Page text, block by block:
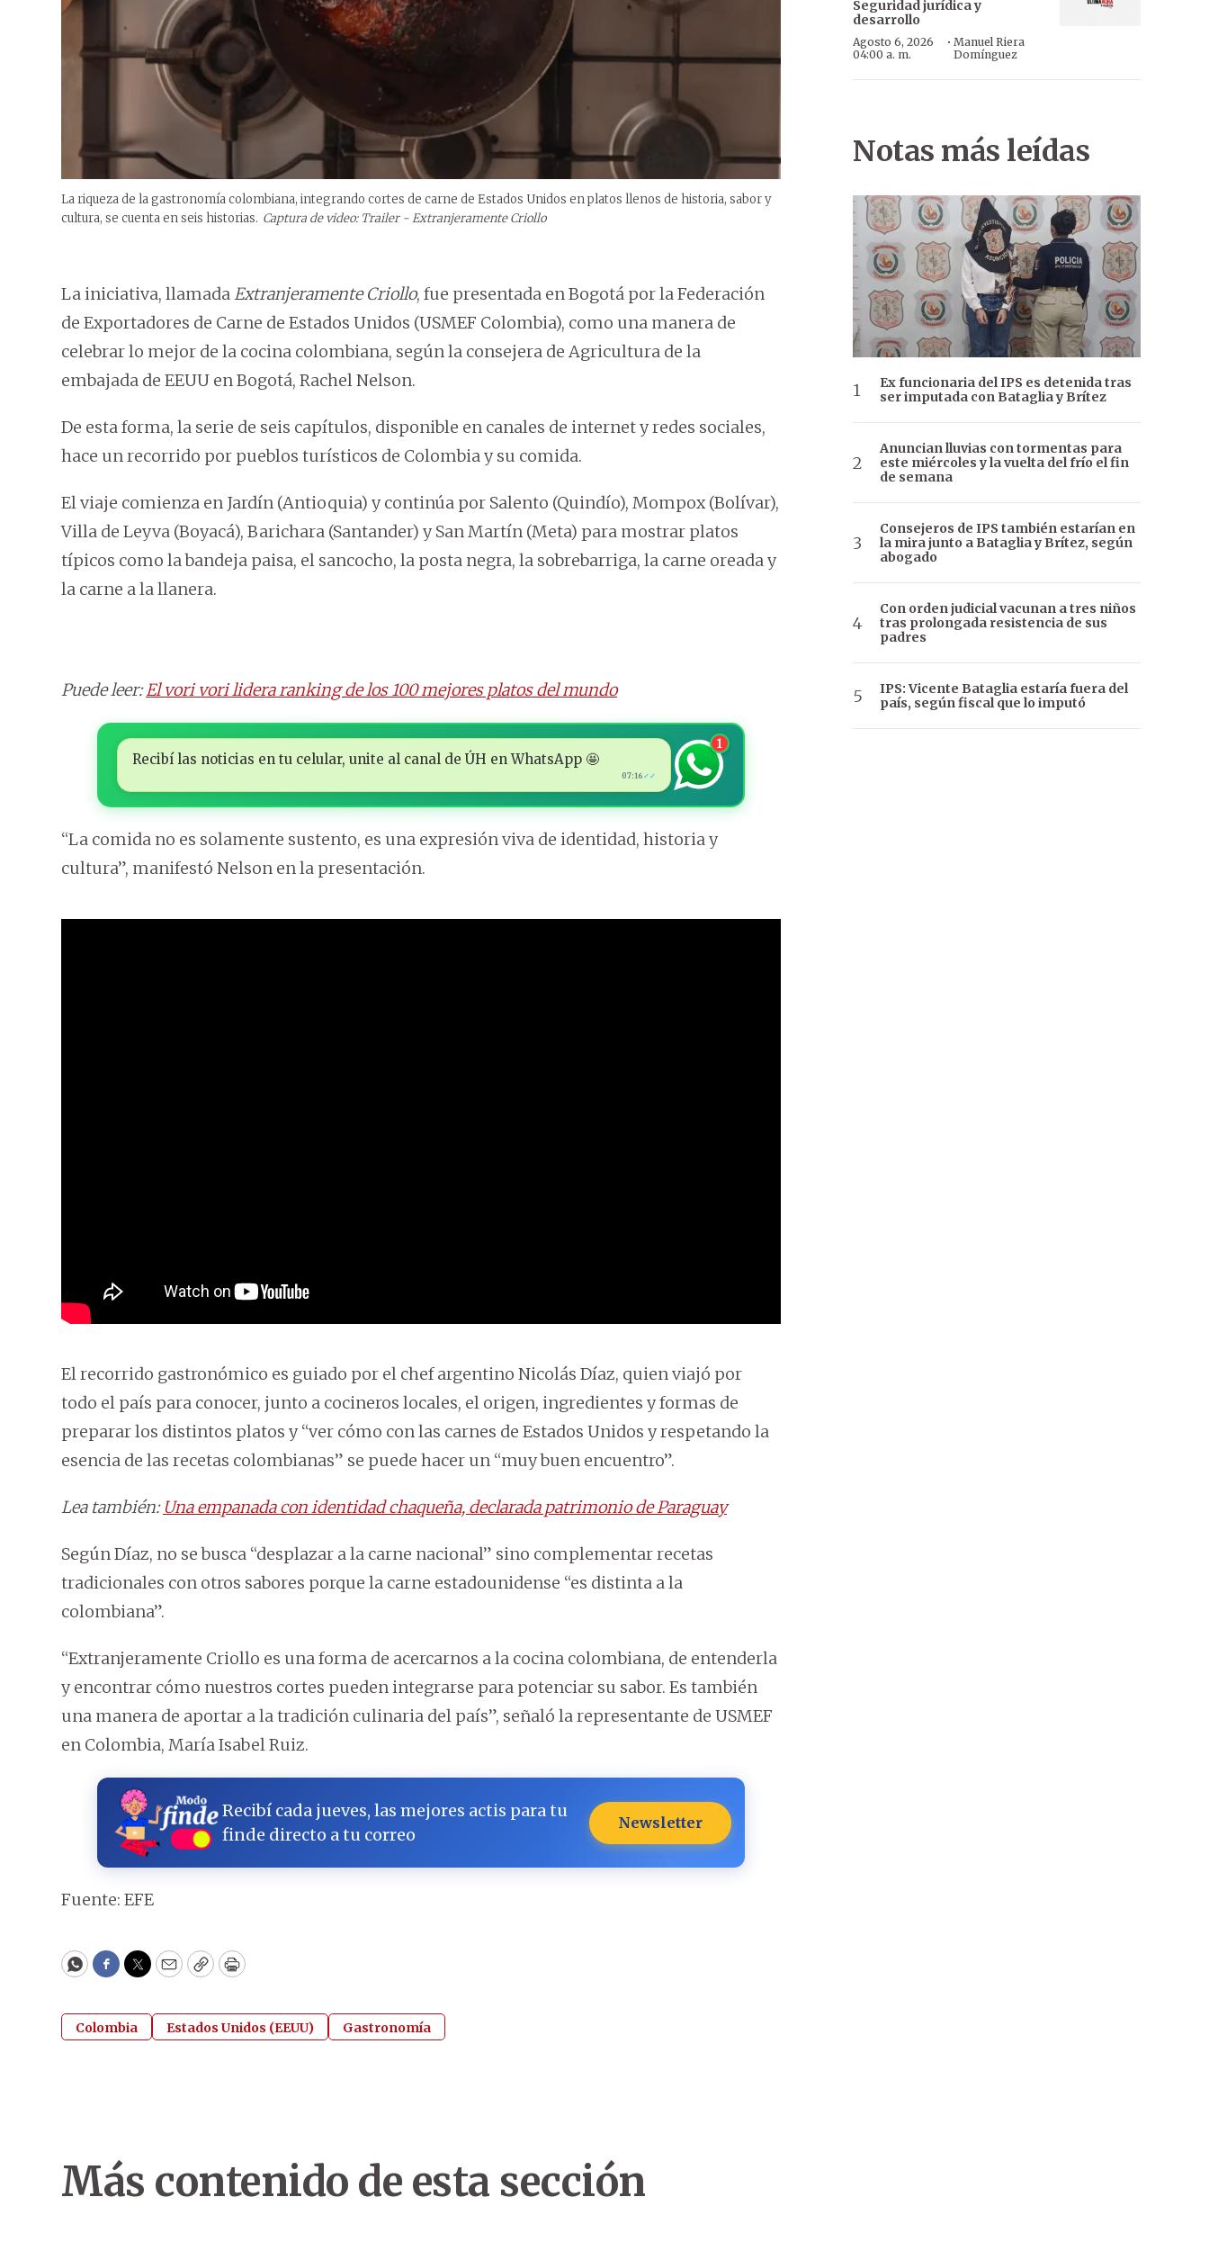
La riqueza de la gastronomía colombiana, integrando cortes de carne de Estados Unidos en platos llenos de historia, sabor y
cultura, se cuenta en seis historias. Captura de video: Trailer - Extranjeramente Criollo
La iniciativa, llamadaExtranjeramente Criollo, fue presentada en Bogotá por la Federación
de Exportadores de Carne de Estados Unidos (USMEF Colombia), como una manera de
celebrar lo mejor de la cocina colombiana, según la consejera de Agricultura de la
embajada de EEUU en Bogotá, Rachel Nelson.
De esta forma, la serie de seis capítulos, disponible en canales de internet y redes sociales,
hace un recorrido por pueblos turísticos de Colombia y su comida.
El viaje comienza en Jardín (Antioquia) y continúa por Salento (Quindío), Mompox (Bolívar),
Villa de Leyva (Boyacá), Barichara (Santander) y San Martín (Meta) para mostrar platos
típicos como la bandeja paisa, el sancocho, la posta negra, la sobrebarriga, la carne oreada y
la carne a la llanera.
Puede leer:El vori vori lidera ranking de los 100 mejores platos del mundo
Recibí las noticias en tu celular, unite al canal de ÚH en WhatsApp 🤩
07:16 ✓✓
1
“La comida no es solamente sustento, es una expresión viva de identidad, historia y
cultura”, manifestó Nelson en la presentación.
El recorrido gastronómico es guiado por el chef argentino Nicolás Díaz, quien viajó por
todo el país para conocer, junto a cocineros locales, el origen, ingredientes y formas de
preparar los distintos platos y “ver cómo con las carnes de Estados Unidos y respetando la
esencia de las recetas colombianas” se puede hacer un “muy buen encuentro”.
Lea también: Una empanada con identidad chaqueña, declarada patrimonio de Paraguay
Según Díaz, no se busca “desplazar a la carne nacional” sino complementar recetas
tradicionales con otros sabores porque la carne estadounidense “es distinta a la
colombiana”.
“Extranjeramente Criollo es una forma de acercarnos a la cocina colombiana, de entenderla
y encontrar cómo nuestros cortes pueden integrarse para potenciar su sabor. Es también
una manera de aportar a la tradición culinaria del país”, señaló la representante de USMEF
en Colombia, María Isabel Ruiz.
Recibí cada jueves, las mejores actis para tu
finde directo a tu correo
Newsletter
Fuente: EFE
WhatsApp
Facebook
Twitter
EmailCopyPrint
Colombia Estados Unidos (EEUU) Gastronomía
Seguridad jurídica y
desarrollo
Agosto 6, 2026
04:00 a. m.
· Manuel Riera
Domínguez
Notas más leídas
Ex funcionaria del IPS es detenida tras
ser imputada con Bataglia y Brítez
Anuncian lluvias con tormentas para
este miércoles y la vuelta del frío el fin
de semana
Consejeros de IPS también estarían en
la mira junto a Bataglia y Brítez, según
abogado
Con orden judicial vacunan a tres niños
tras prolongada resistencia de sus
padres
IPS: Vicente Bataglia estaría fuera del
país, según fiscal que lo imputó
Más contenido de esta sección